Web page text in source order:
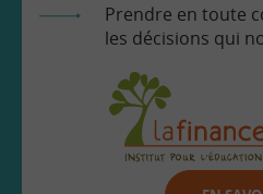
Prendre en toute
les décisions qui